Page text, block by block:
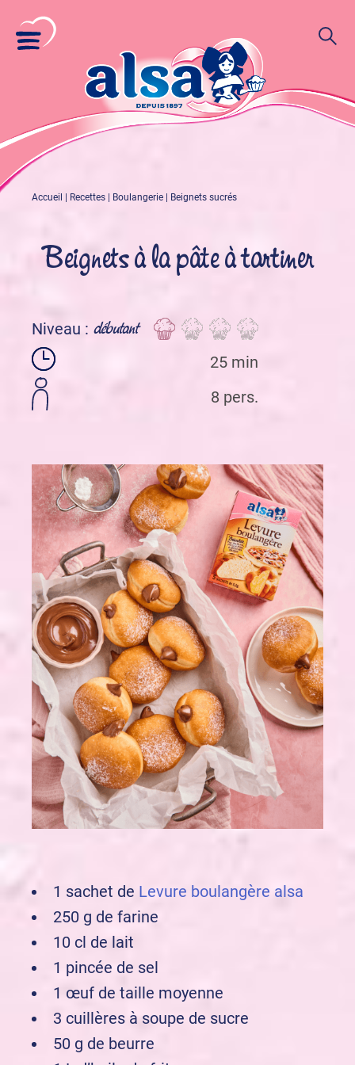
Accueil Recettes Boulangerie Beignets sucrés
Beignets à la pâte à tartiner
Niveau : débutant
25 min
8 pers.
1 sachet de Levure boulangère alsa
250 g de farine
10 cl de lait
1 pincée de sel
1 œuf de taille moyenne
3 cuillères à soupe de sucre
50 g de beurre